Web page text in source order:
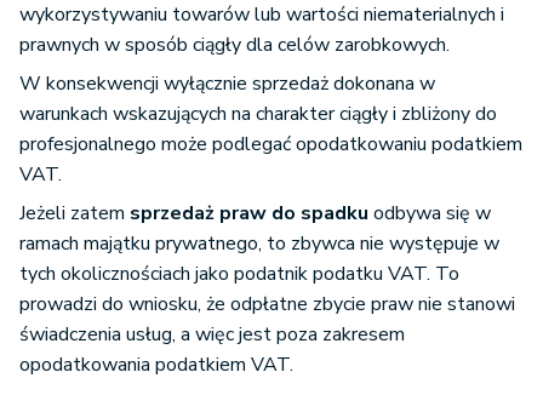
wykorzystywaniu towarów lub wartości niematerialnych i
prawnych w sposób ciągły dla celów zarobkowych.
W konsekwencji wyłącznie sprzedaż dokonana w
warunkach wskazujących na charakter ciągły i zbliżony do
profesjonalnego może podlegać opodatkowaniu podatkiem
VAT.
Jeżeli zatem sprzedaż praw do spadku odbywa się w
ramach majątku prywatnego, to zbywca nie występuje w
tych okolicznościach jako podatnik podatku VAT. To
prowadzi do wniosku, że odpłatne zbycie praw nie stanowi
świadczenia usług, a więc jest poza zakresem
opodatkowania podatkiem VAT.